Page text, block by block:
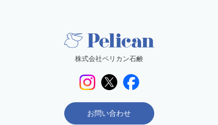
株式会社ペリカン石鹸
お問い合わせ